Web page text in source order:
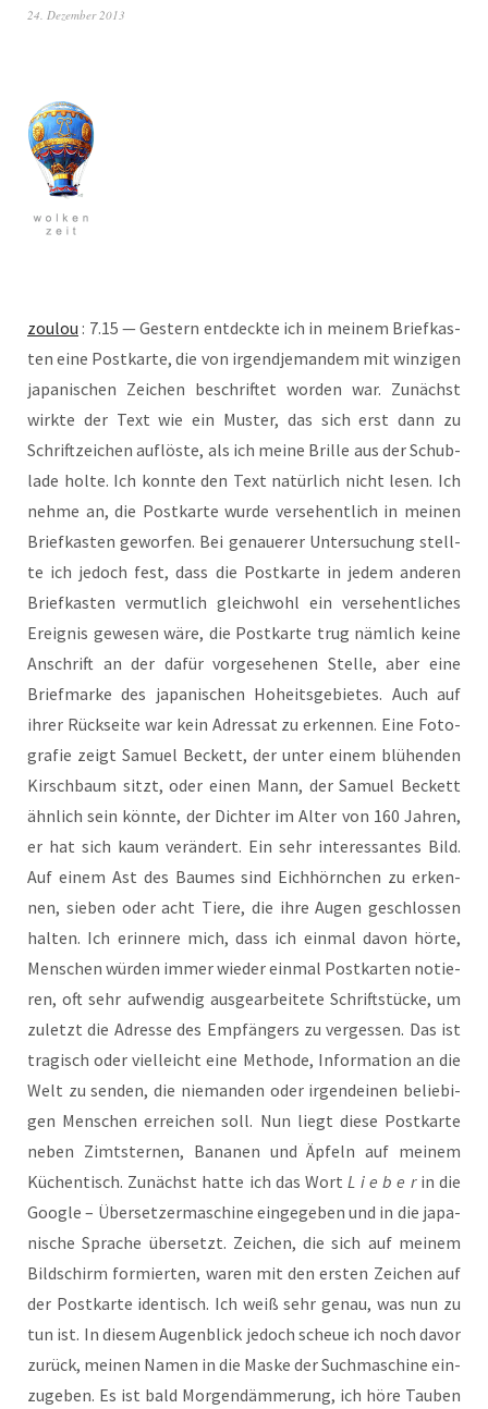
24. Dezember 2013
zou­lou : 7.15 — Ges­tern ent­deck­te ich in mei­nem Brief­kas­
ten eine Post­kar­te, die von irgend­je­man­dem mit win­zi­gen
japa­ni­schen Zei­chen beschrif­tet wor­den war. Zunächst
wirk­te der Text wie ein Mus­ter, das sich erst dann zu
Schrift­zei­chen auf­lös­te, als ich mei­ne Bril­le aus der Schub­
la­de hol­te. Ich konn­te den Text natür­lich nicht lesen. Ich
neh­me an, die Post­kar­te wur­de ver­se­hent­lich in mei­nen
Brief­kas­ten gewor­fen. Bei genaue­rer Unter­su­chung stell­
te ich jedoch fest, dass die Post­kar­te in jedem ande­ren
Brief­kas­ten ver­mut­lich gleich­wohl ein ver­se­hent­li­ches
Ereig­nis gewe­sen wäre, die Post­kar­te trug näm­lich kei­ne
Anschrift an der dafür vor­ge­se­he­nen Stel­le, aber eine
Brief­mar­ke des japa­ni­schen Hoheits­ge­bie­tes. Auch auf
ihrer Rück­sei­te war kein Adres­sat zu erken­nen. Eine Foto­
gra­fie zeigt Samu­el Beckett, der unter einem blü­hen­den
Kirsch­baum sitzt, oder einen Mann, der Samu­el Beckett
ähn­lich sein könn­te, der Dich­ter im Alter von 160 Jah­ren,
er hat sich kaum ver­än­dert. Ein sehr inter­es­san­tes Bild.
Auf einem Ast des Bau­mes sind Eich­hörn­chen zu erken­
nen, sie­ben oder acht Tie­re, die ihre Augen geschlos­sen
hal­ten. Ich erin­ne­re mich, dass ich ein­mal davon hör­te,
Men­schen wür­den immer wie­der ein­mal Post­kar­ten notie­
ren, oft sehr auf­wen­dig aus­ge­ar­bei­te­te Schrift­stü­cke, um
zuletzt die Adres­se des Emp­fän­gers zu ver­ges­sen. Das ist
tra­gisch oder viel­leicht eine Metho­de, Infor­ma­ti­on an die
Welt zu sen­den, die nie­man­den oder irgend­ei­nen belie­bi­
gen Men­schen errei­chen soll. Nun liegt die­se Post­kar­te
neben Zimt­ster­nen, Bana­nen und Äpfeln auf mei­nem
Küchen­tisch. Zunächst hat­te ich das WortL i e b e rin die
Goog­le – Über­set­zer­ma­schi­ne ein­ge­ge­ben und in die japa­
ni­sche Spra­che über­setzt. Zei­chen, die sich auf mei­nem
Bild­schirm for­mier­ten, waren mit den ers­ten Zei­chen auf
der Post­kar­te iden­tisch. Ich weiß sehr genau, was nun zu
tun ist. In die­sem Augen­blick jedoch scheue ich noch davor
zurück, mei­nen Namen in die Mas­ke der Such­ma­schi­ne ein­
zu­ge­ben. Es ist bald Mor­gen­däm­me­rung, ich höre Tau­ben